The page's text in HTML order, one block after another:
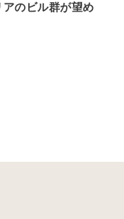
のビル群が望め